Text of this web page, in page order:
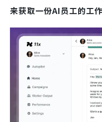
来获取一份AI员工的工作